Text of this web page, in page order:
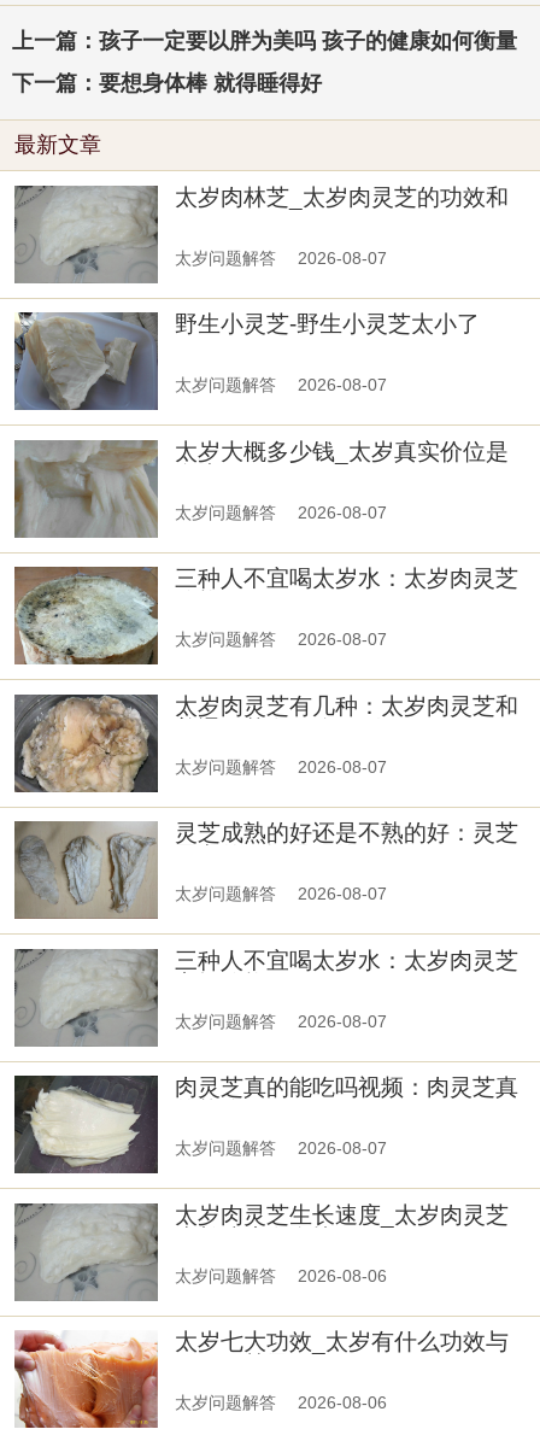
上一篇：孩子一定要以胖为美吗 孩子的健康如何衡量
下一篇：要想身体棒 就得睡得好
最新文章
太岁肉林芝_太岁肉灵芝的功效和
太岁问题解答 2026-08-07
野生小灵芝-野生小灵芝太小了
太岁问题解答 2026-08-07
太岁大概多少钱_太岁真实价位是
太岁问题解答 2026-08-07
三种人不宜喝太岁水：太岁肉灵芝
太岁问题解答 2026-08-07
太岁肉灵芝有几种：太岁肉灵芝和
太岁问题解答 2026-08-07
灵芝成熟的好还是不熟的好：灵芝
太岁问题解答 2026-08-07
三种人不宜喝太岁水：太岁肉灵芝
太岁问题解答 2026-08-07
肉灵芝真的能吃吗视频：肉灵芝真
太岁问题解答 2026-08-07
太岁肉灵芝生长速度_太岁肉灵芝
太岁问题解答 2026-08-06
太岁七大功效_太岁有什么功效与
太岁问题解答 2026-08-06